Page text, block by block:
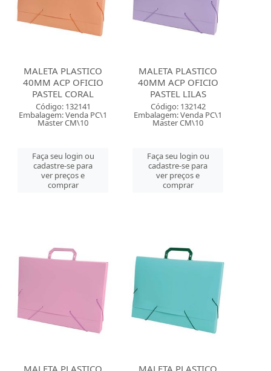
MALETA PLASTICO
40MM ACP OFICIO
PASTEL CORAL
Código: 132141
Embalagem: Venda PC\1
Master CM\10
Faça seu login ou
cadastre-se para
ver preços e
comprar
MALETA PLASTICO
40MM ACP OFICIO
PASTEL LILAS
Código: 132142
Embalagem: Venda PC\1
Master CM\10
Faça seu login ou
cadastre-se para
ver preços e
comprar
MALETA PLASTICO MALETA PLASTICO